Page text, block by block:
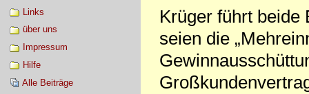
Links
über uns
Impressum
Hilfe
Alle Beiträge
Krüger führt beide
seien die